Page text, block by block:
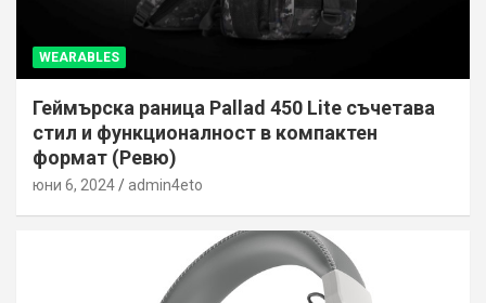
WEARABLES
Геймърска раница Pallad 450 Lite съчетава
стил и функционалност в компактен
формат (Ревю)
юни 6, 2024 admin4eto